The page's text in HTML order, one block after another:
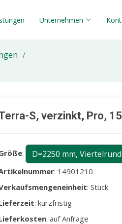
Unternehmen
S, verzinkt, Pro,
: D=2250 mm,
: 14901210
: Stück
: kurzfristig
: auf Anfrage